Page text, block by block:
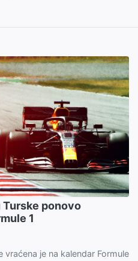
Turske ponovo
1
vraćena je na kalendar Formule